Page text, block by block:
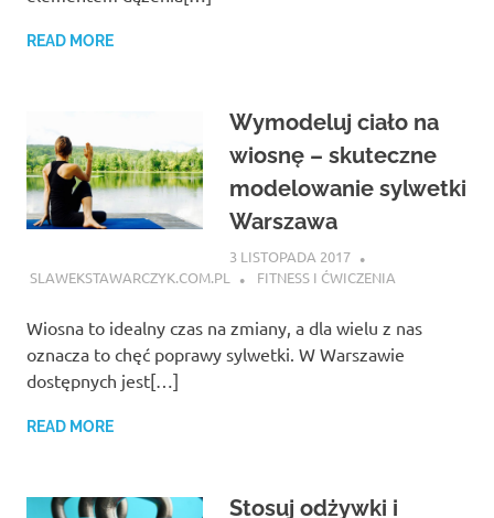
READ MORE
Wymodeluj ciało na
wiosnę – skuteczne
modelowanie sylwetki
Warszawa
3 LISTOPADA 2017
SLAWEKSTAWARCZYK.COM.PL
FITNESS I ĆWICZENIA
Wiosna to idealny czas na zmiany, a dla wielu z nas
oznacza to chęć poprawy sylwetki. W Warszawie
dostępnych jest[…]
READ MORE
Stosuj odżywki i